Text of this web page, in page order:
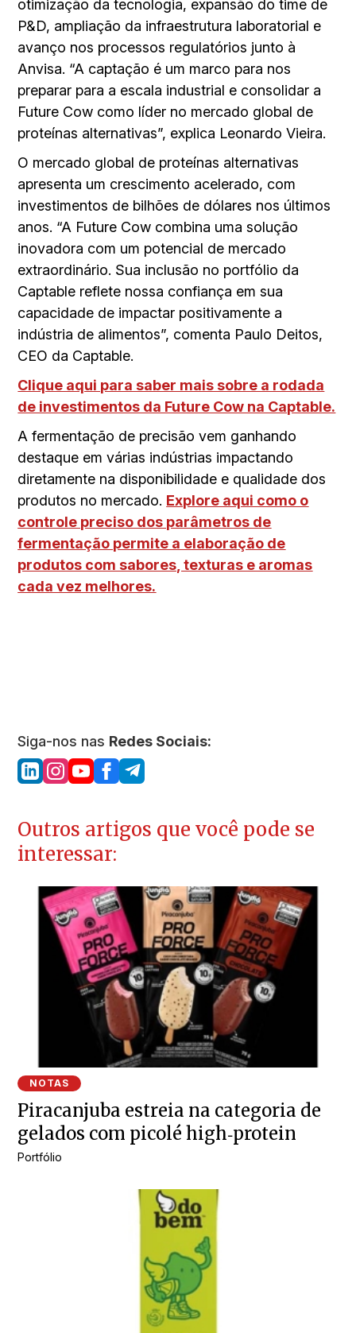
otimização da tecnologia, expansão do time de
P&D, ampliação da infraestrutura laboratorial e
avanço nos processos regulatórios junto à
Anvisa. “A captação é um marco para nos
preparar para a escala industrial e consolidar a
Future Cow como líder no mercado global de
proteínas alternativas”, explica Leonardo Vieira.
O mercado global de proteínas alternativas
apresenta um crescimento acelerado, com
investimentos de bilhões de dólares nos últimos
anos. “A Future Cow combina uma solução
inovadora com um potencial de mercado
extraordinário. Sua inclusão no portfólio da
Captable reflete nossa confiança em sua
capacidade de impactar positivamente a
indústria de alimentos”, comenta Paulo Deitos,
CEO da Captable.
Clique aqui para saber mais sobre a rodada
de investimentos da Future Cow na Captable.
A fermentação de precisão vem ganhando
destaque em várias indústrias impactando
diretamente na disponibilidade e qualidade dos
produtos no mercado. Explore aqui como o
controle preciso dos parâmetros de
fermentação permite a elaboração de
produtos com sabores, texturas e aromas
cada vez melhores.
Siga-nos nas Redes Sociais:
Outros artigos que você pode se
interessar:
NOTAS
Piracanjuba estreia na categoria de
gelados com picolé high‑protein
Portfólio